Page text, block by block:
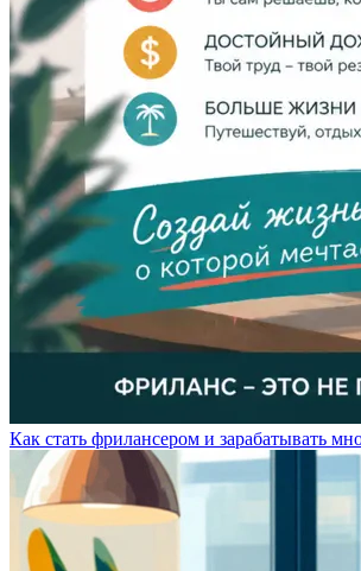
Как стать фрилансером и зарабатывать